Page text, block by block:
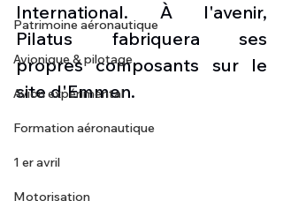
Patrimoine aéronautique
Avionique & pilotage
Avion expérimental
Formation aéronautique
1 er avril
Motorisation
International. À l'avenir,
Pilatus fabriquera ses
propres composants sur le
site d'Emmen.